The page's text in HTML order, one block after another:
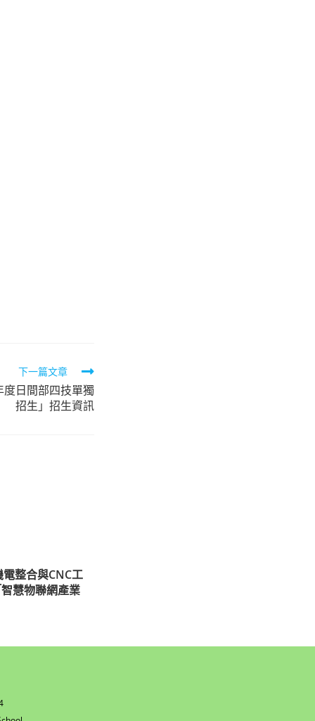
下一篇文章
日間部四技單獨
招生」招生資訊
整合與CNC工
慧物聯網產業